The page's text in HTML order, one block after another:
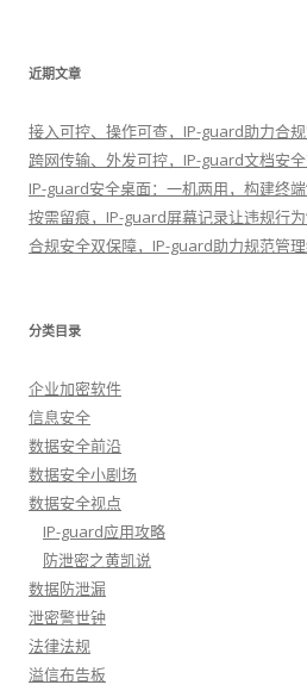
近期文章
接入可控、操作可查，IP-guard助力合
跨网传输、外发可控，IP-guard文档安
IP-guard安全桌面：一机两用，构建终
按需留痕，IP-guard屏幕记录让违规行
合规安全双保障，IP-guard助力规范管
分类目录
企业加密软件
信息安全
数据安全前沿
数据安全小剧场
数据安全视点
IP-guard应用攻略
防泄密之黄凯说
数据防泄漏
泄密警世钟
法律法规
溢信布告板